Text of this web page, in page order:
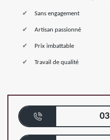
Sans engagement
Artisan passionné
Prix imbattable
Travail de qualité